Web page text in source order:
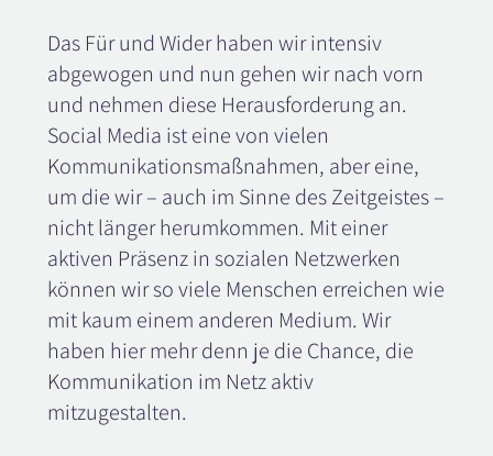
Das Für und Wider haben wir intensiv
abgewogen und nun gehen wir nach vorn
und nehmen diese Herausforderung an.
Social Media ist eine von vielen
Kommunikationsmaßnahmen, aber eine,
um die wir – auch im Sinne des Zeitgeistes –
nicht länger herumkommen. Mit einer
aktiven Präsenz in sozialen Netzwerken
können wir so viele Menschen erreichen wie
mit kaum einem anderen Medium. Wir
haben hier mehr denn je die Chance, die
Kommunikation im Netz aktiv
mitzugestalten.